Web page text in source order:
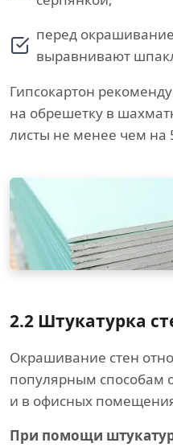
перед
выравнивают
Гипсокартон
на обрешетку в
листы не менее чем на
2.2 Штукатурка
Окрашивание стен
популярным способам
и в офисных
При помощи